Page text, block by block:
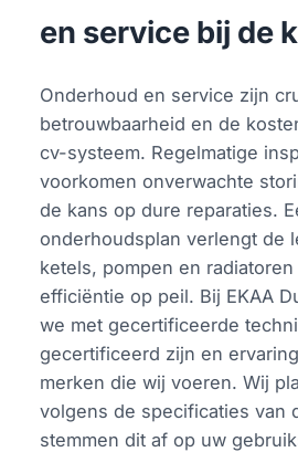
en service bij de
Onderhoud en service zijn
betrouwbaarheid en de
cv-systeem. Regelmatige
voorkomen onverwachte
de kans op dure reparaties.
onderhoudsplan verlengt de
ketels, pompen en
efficiëntie op peil. Bij EKAA
we met gecertificeerde
gecertificeerd zijn en
merken die wij voeren. Wij
volgens de specificaties van
stemmen dit af op uw